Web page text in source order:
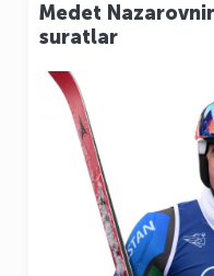
Medet
suratlar